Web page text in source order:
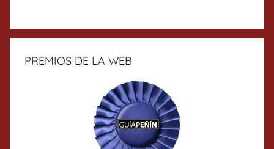
PREMIOS DE LA WEB